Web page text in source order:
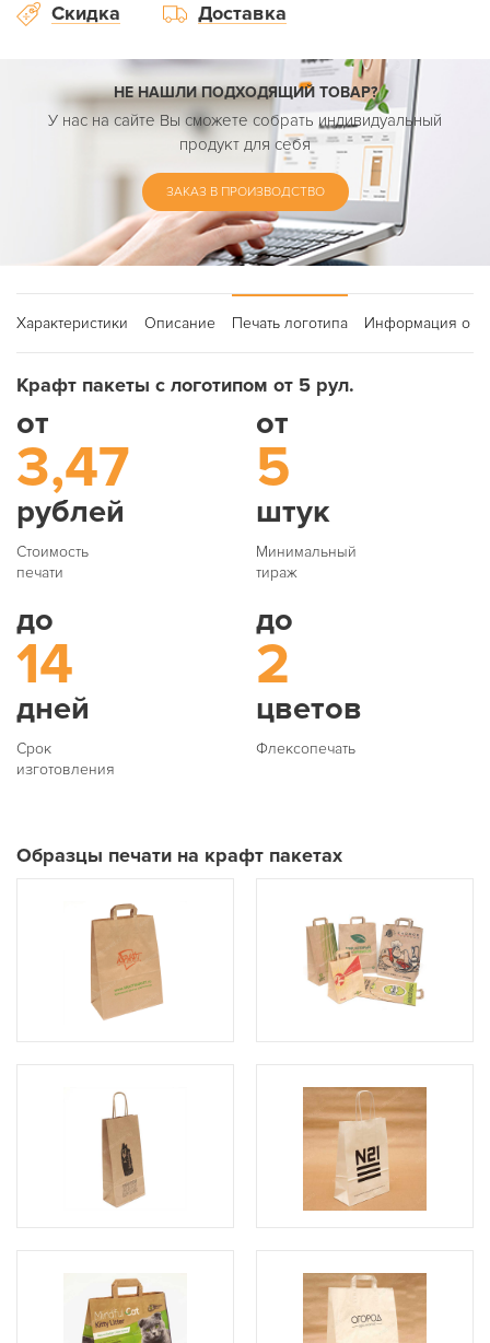
Скидка Доставка
НЕ НАШЛИ ПОДХОДЯЩИЙ ТОВАР?
У нас на сайте Вы сможете собрать индивидуальный
продукт для себя
ЗАКАЗ В ПРОИЗВОДСТВО
Характеристики Описание Печать логотипа Информация о
Крафт пакеты с логотипом от 5 рул.
от
3,47
рублей
Стоимость
печати
от
5
штук
Минимальный
тираж
до
14
дней
Срок
изготовления
до
2
цветов
Флексопечать
Образцы печати на крафт пакетах